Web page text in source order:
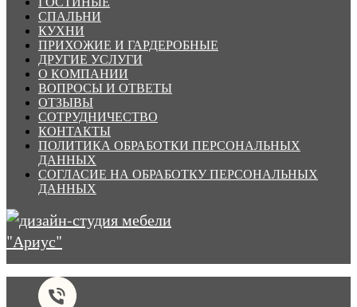
СПАЛЬНИ
КУХНИ
ПРИХОЖИЕ И ГАРДЕРОБНЫЕ
ДРУГИЕ УСЛУГИ
О КОМПАНИИ
ВОПРОСЫ И ОТВЕТЫ
ОТЗЫВЫ
СОТРУДНИЧЕСТВО
КОНТАКТЫ
ПОЛИТИКА ОБРАБОТКИ ПЕРСОНАЛЬНЫХ
ДАННЫХ
СОГЛАСИЕ НА ОБРАБОТКУ ПЕРСОНАЛЬНЫХ
ДАННЫХ